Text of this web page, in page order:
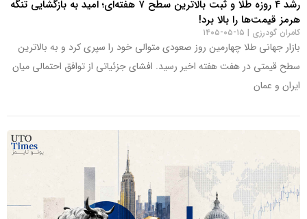
رشد ۴ روزه طلا و ثبت بالاترین سطح ۷ هفته‌ای؛ امید به بازگشایی تنگه
هرمز قیمت‌ها را بالا برد!
کامران گودرزی ۱۵-۰۵-۱۴۰۵
بازار جهانی طلا چهارمین روز صعودی متوالی خود را سپری کرد و به بالاترین
سطح قیمتی در هفت هفته اخیر رسید. افشای جزئیاتی از توافق احتمالی میان
ایران و عمان